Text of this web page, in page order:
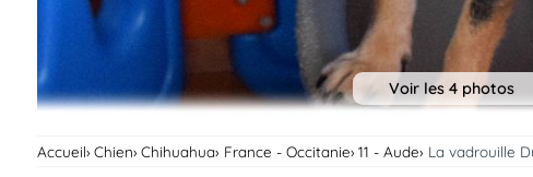
Voir les 4 photos
Accueil Chien Chihuahua France - Occitanie 11 - Aude La vadrouille